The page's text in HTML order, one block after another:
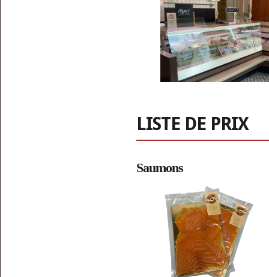
LISTE DE PRIX
Saumons